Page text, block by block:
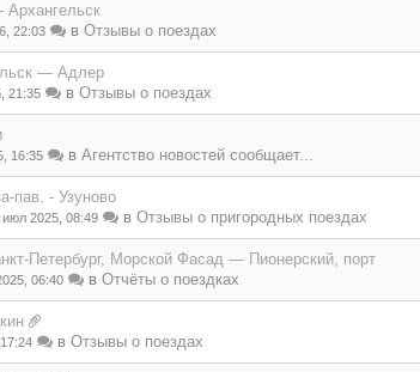
22:03 в Отзывы о поездах
— Адлер
21:35 в Отзывы о поездах
16:35 в Агентство новостей сообщает...
пав. - Узуново
июл 2025, 08:49 в Отзывы о пригородных поездах
Петербург, Морской Фасад — Пионерский, порт
06:40 в Отчёты о поездках
в Отзывы о поездах